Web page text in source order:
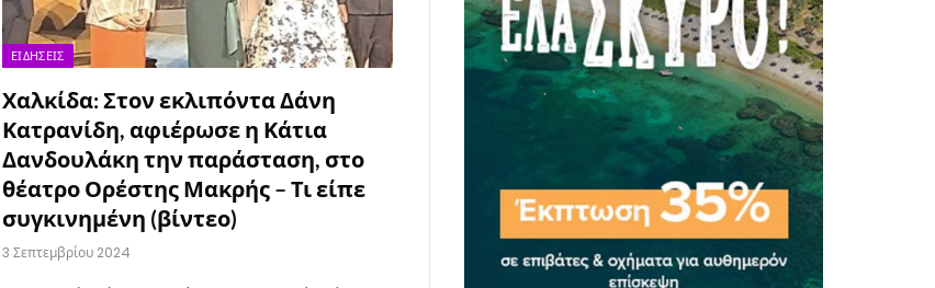
ΕΙΔΉΣΕΙΣ
Χαλκίδα: Στον εκλιπόντα Δάνη
Κατρανίδη, αφιέρωσε η Κάτια
Δανδουλάκη την παράσταση, στο
θέατρο Ορέστης Μακρής – Τι είπε
συγκινημένη (βίντεο)
3 Σεπτεμβρίου 2024